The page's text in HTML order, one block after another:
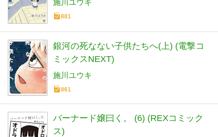
施川ユウキ
881
銀河の死なない子供たちへ(上) (電撃コ
ミックスNEXT)
施川ユウキ
861
バーナード嬢曰く。 (6) (REXコミック
ス)